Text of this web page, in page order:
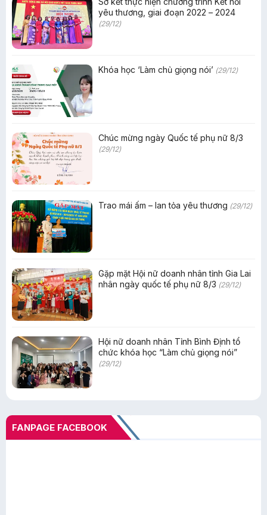
yêu thương, giai đoạn 2022 – 2024
(29/12)
Khóa học ‘Làm chủ giọng nói’ (29/12)
Chúc mừng ngày Quốc tế phụ nữ 8/3
(29/12)
Trao mái ấm – lan tỏa yêu thương (29/12)
Gặp mặt Hội nữ doanh nhân tỉnh Gia Lai
nhân ngày quốc tế phụ nữ 8/3 (29/12)
Hội nữ doanh nhân Tỉnh Bình Định tổ
chức khóa học “Làm chủ giọng nói”
(29/12)
FANPAGE FACEBOOK